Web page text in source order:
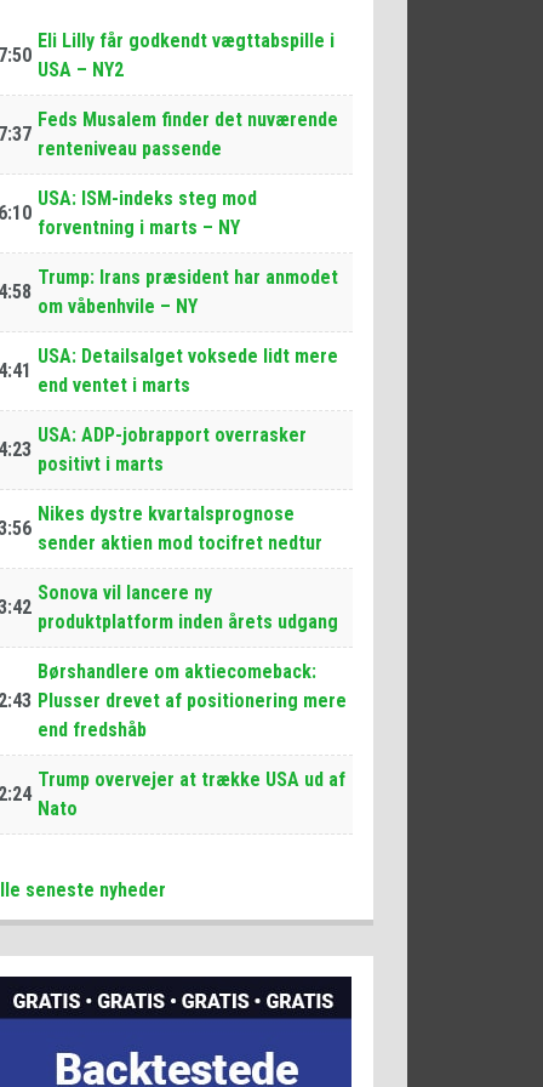
Eli Lilly får godkendt vægttabspille i
USA – NY2
Feds Musalem finder det nuværende
renteniveau passende
USA: ISM-indeks steg mod
forventning i marts – NY
Trump: Irans præsident har anmodet
om våbenhvile – NY
USA: Detailsalget voksede lidt mere
end ventet i marts
USA: ADP-jobrapport overrasker
positivt i marts
Nikes dystre kvartalsprognose
sender aktien mod tocifret nedtur
Sonova vil lancere ny
produktplatform inden årets udgang
Børshandlere om aktiecomeback:
Plusser drevet af positionering mere
end fredshåb
Trump overvejer at trække USA ud af
Nato
seneste nyheder